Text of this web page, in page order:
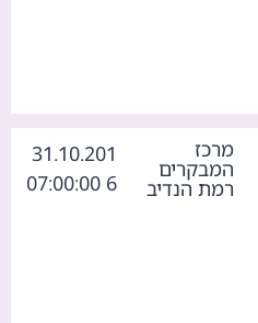
מרכז
המבקרים
רמת הנדיב
31.10.201
6 07:00:00